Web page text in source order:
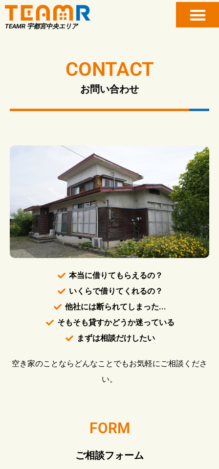
TEAMR 宇都宮中央エリア
CONTACT
お問い合わせ
本当に借りてもらえるの？
いくらで借りてくれるの？
他社には断られてしまった...
そもそも貸すかどうか迷っている
まずは相談だけしたい
空き家のことならどんなことでもお気軽にご相談くださ
い。
FORM
ご相談フォーム